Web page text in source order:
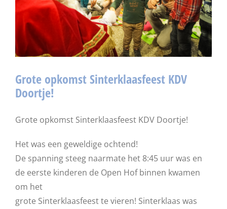
Grote opkomst Sinterklaasfeest KDV
Doortje!
Grote opkomst Sinterklaasfeest KDV Doortje!
Het was een geweldige ochtend!
De spanning steeg naarmate het 8:45 uur was en
de eerste kinderen de Open Hof binnen kwamen
om het
grote Sinterklaasfeest te vieren! Sinterklaas was